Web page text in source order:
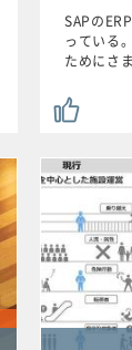
SAPの
っている
ためにさ